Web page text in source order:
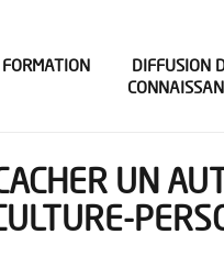
DIFFUSION
UN